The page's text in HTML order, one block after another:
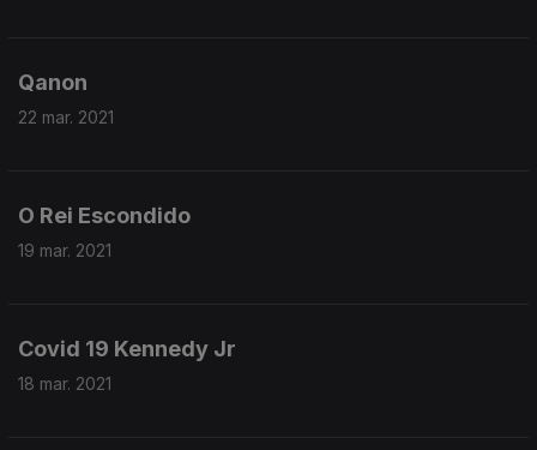
Qanon
22 mar. 2021
O Rei Escondido
19 mar. 2021
Covid 19 Kennedy Jr
18 mar. 2021